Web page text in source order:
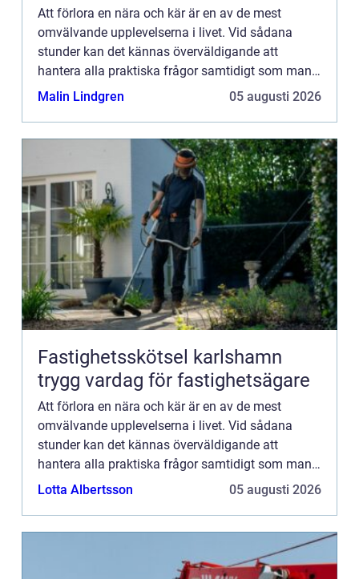
Att förlora en nära och kär är en av de mest
omvälvande upplevelserna i livet. Vid sådana
stunder kan det kännas överväldigande att
hantera alla praktiska frågor samtidigt som man
sörjer. F&oum...
Malin Lindgren 05 augusti 2026
Fastighetsskötsel karlshamn
trygg vardag för fastighetsägare
Att förlora en nära och kär är en av de mest
omvälvande upplevelserna i livet. Vid sådana
stunder kan det kännas överväldigande att
hantera alla praktiska frågor samtidigt som man
sörjer. F&oum...
Lotta Albertsson 05 augusti 2026